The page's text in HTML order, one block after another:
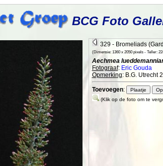
BCG Foto
329 - Bromeliads
(Dimensie: 1360 x 2050 pixels - Teller:
Aechmea
Fotograaf: Eric Gouda
Opmerking: B.G. Utrecht
Toevoegen:
(Klik op de foto om te